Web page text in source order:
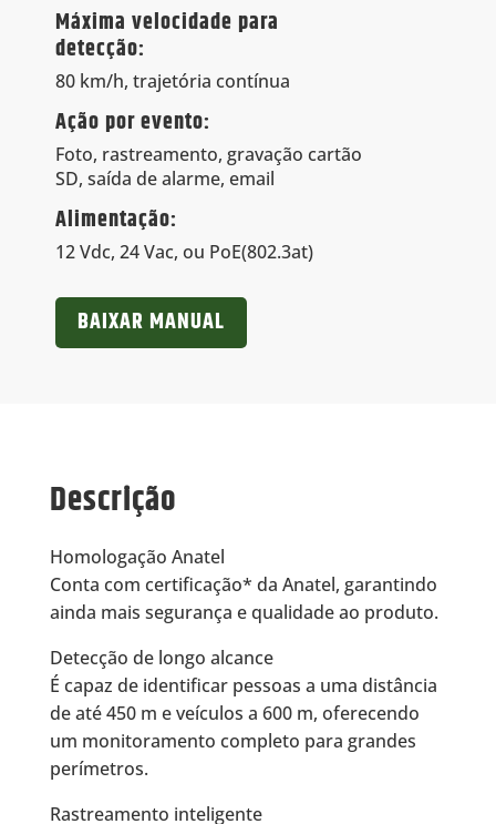
Máxima velocidade para
detecção:
80 km/h, trajetória contínua
Ação por evento:
Foto, rastreamento, gravação cartão
SD, saída de alarme, email
Alimentação:
12 Vdc, 24 Vac, ou PoE(802.3at)
BAIXAR MANUAL
Descrição
Homologação Anatel
Conta com certificação* da Anatel, garantindo
ainda mais segurança e qualidade ao produto.
Detecção de longo alcance
É capaz de identificar pessoas a uma distância
de até 450 m e veículos a 600 m, oferecendo
um monitoramento completo para grandes
perímetros.
Rastreamento inteligente